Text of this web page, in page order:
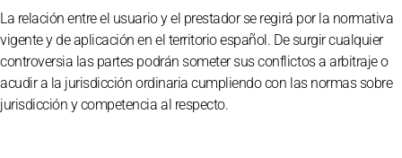
La relación entre el usuario y el prestador se regirá por la normativa
vigente y de aplicación en el territorio español. De surgir cualquier
controversia las partes podrán someter sus conflictos a arbitraje o
acudir a la jurisdicción ordinaria cumpliendo con las normas sobre
jurisdicción y competencia al respecto.